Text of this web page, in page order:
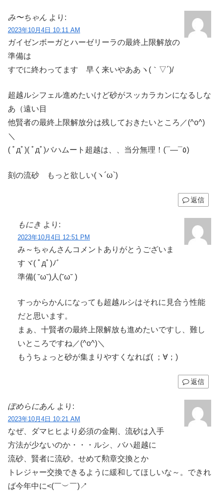
み〜ちゃん より:
2023年10月4日 10:11 AM
ガイゼンボーガとハーゼリーラの最終上限解放の
準備は
すでに終わってます 早く来いやああヽ(｀▽´)/
超越ルシフェル進めたいけど砂がスッカラカンになるしな
あ（遠い目
他賢者の最終上限解放分は残しておきたいところ／(^o^)
＼
( ﾟдﾟ)( ﾟдﾟ)バハムート超越は、、当分無理！(¯―¯٥)
刻の流砂 もっと欲しい(ヽ´ω`)
返信
もにき より:
2023年10月4日 12:51 PM
み～ちゃんさんコメントありがとうございま
すヾ( ﾟдﾟ)ﾉ゛
準備( ˘ω˘)人(˘ω˘ )
すっからかんになっても超越ルシはそれに見合う性能
だと思います。
まぁ、十賢者の最終上限解放も進めたいですし、難し
いところですね／(^o^)＼
もうちょっと砂が集まりやすくなれば( ；∀；)
返信
ぽめらにあん より:
2023年10月4日 10:21 AM
なぜ、ダマヒヒより必須の金剛、流砂は入手
方法が少ないのか・・・ルシ、バハ超越に
流砂、賢者に流砂。せめて勲章交換とか
トレジャー交換できるように緩和してほしいな～。できれ
ば今年中に<⁠(⁠￣⁠︶⁠￣⁠)⁠↗